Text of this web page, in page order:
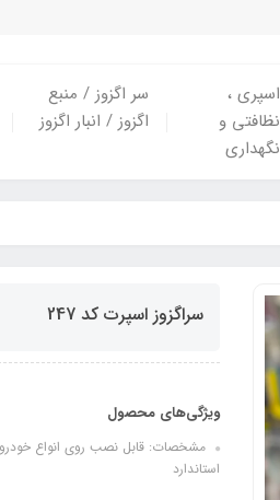
اسپری ،
نظافتی و
نگهداری
سر اگزوز / منبع
اگزوز / انبار اگزوز
سراگزوز اسپرت کد 247
ویژگی‌های محصول
مشخصات: قابل نصب روی انواع
استاندارد